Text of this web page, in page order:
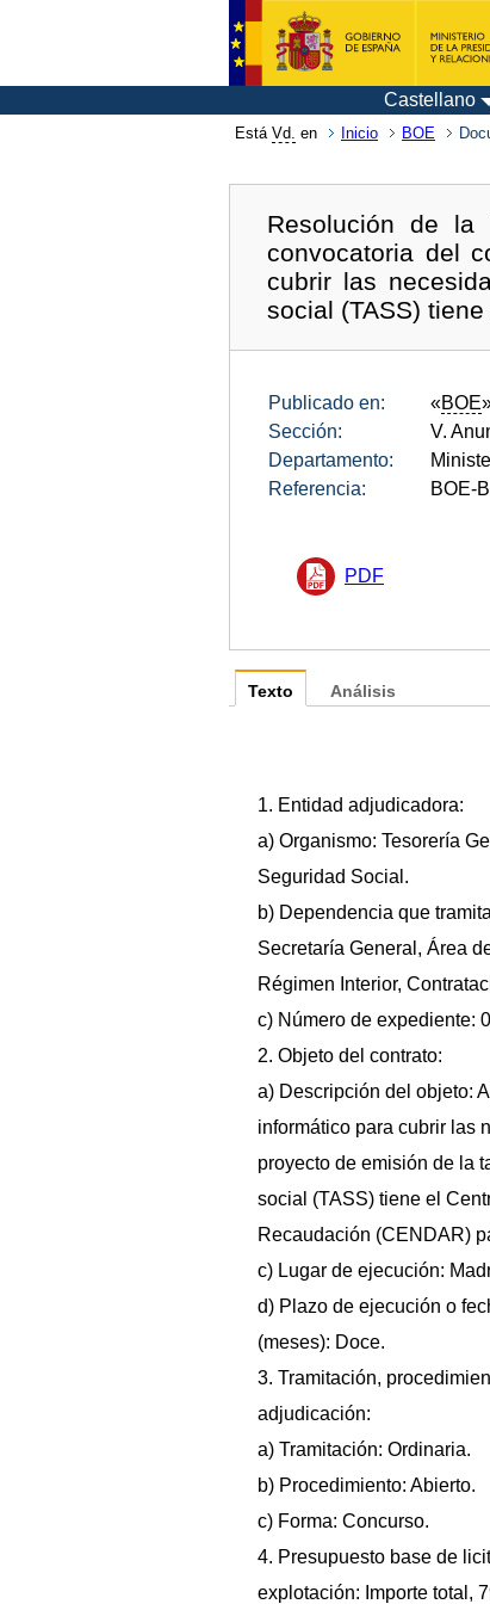
Castellano
Está Vd. en Inicio BOE
Resolución de
convocatoria del
cubrir las
social (TASS)
Publicado en: «BOE
Sección:
V.
Departamento:
Referencia:
BOE-
PDF
Texto
1. Entidad adjudicadora:
a) Organismo: Tesorería
Seguridad Social.
b) Dependencia que
Secretaría General, Área
Régimen Interior,
c) Número de expediente:
2. Objeto del contrato:
a) Descripción del objeto:
informático para cubrir las
proyecto de emisión de la
social (TASS) tiene el
Recaudación (CENDAR)
c) Lugar de ejecución:
d) Plazo de ejecución o
(meses): Doce.
3. Tramitación,
adjudicación:
a) Tramitación: Ordinaria.
b) Procedimiento: Abierto.
c) Forma: Concurso.
4. Presupuesto base de
explotación: Importe total,
Análisis